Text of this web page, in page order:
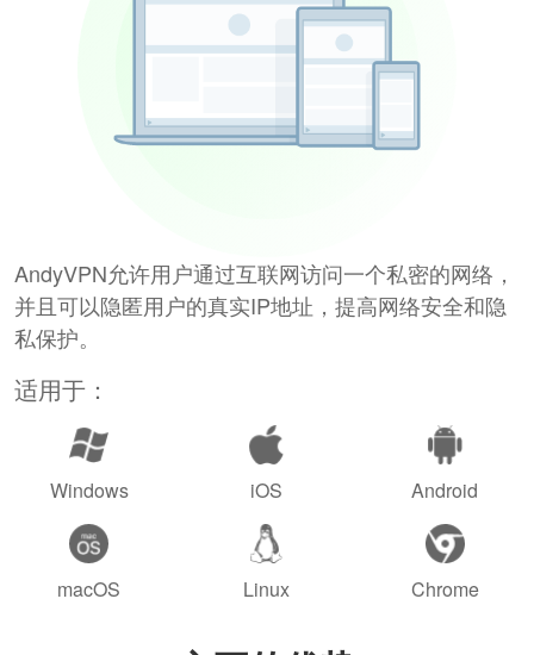
AndyVPN允许用户通过互联网访问一个私密的网络，
并且可以隐匿用户的真实IP地址，提高网络安全和隐
私保护。
适用于：
Windows iOS Android
macOS Linux Chrome